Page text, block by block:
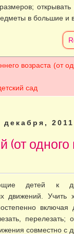
в большие и
возраста (от
сад
2011
(от одного
детей к
движений.
включая
перелезать;
совместно с